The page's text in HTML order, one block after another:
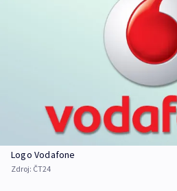
Logo Vodafone
Zdroj: ČT24